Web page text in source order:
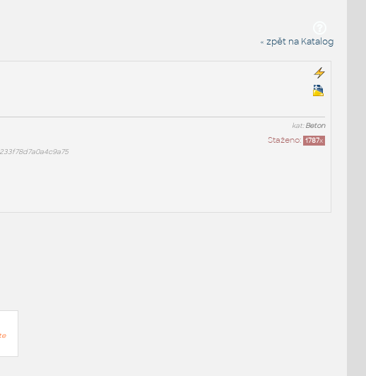
« zpět na Katalog
kat:Beton
Staženo: 1787x